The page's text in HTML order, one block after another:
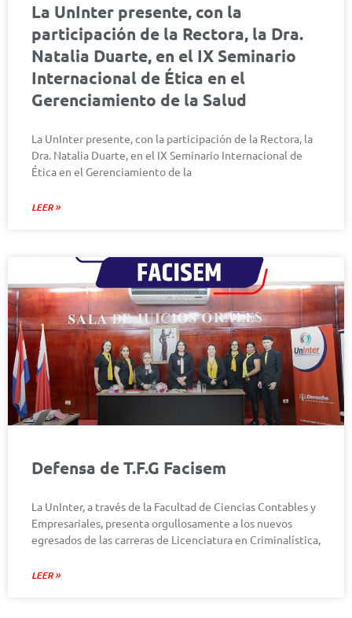
La UnInter presente, con la
participación de la Rectora, la Dra.
Natalia Duarte, en el IX Seminario
Internacional de Ética en el
Gerenciamiento de la Salud
La UnInter presente, con la participación de la Rectora, la
Dra. Natalia Duarte, en el IX Seminario Internacional de
Ética en el Gerenciamiento de la
LEER »
Defensa de T.F.G Facisem
La UnInter, a través de la Facultad de Ciencias Contables y
Empresariales, presenta orgullosamente a los nuevos
egresados de las carreras de Licenciatura en Criminalística,
LEER »